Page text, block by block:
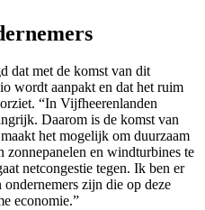
dat met de komst van dit
wordt aanpakt en dat het ruim
“In Vijfheerenlanden
Daarom is de komst van
het mogelijk om duurzaam
zonnepanelen en windturbines te
netcongestie tegen. Ik ben er
zijn die op deze
economie.”